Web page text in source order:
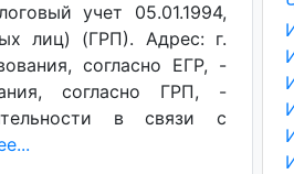
учет 05.01.1994,
лиц) (ГРП). Адрес: г.
согласно ЕГР, -
согласно ГРП, -
в связи с